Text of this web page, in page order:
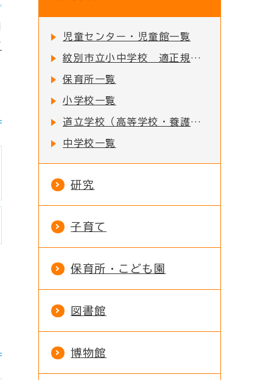
児童センター・児童館一覧
紋別市立小中学校 適正規模・適正配置の検討について
保育所一覧
小学校一覧
道立学校（高等学校・養護学校）一覧
中学校一覧
研究
子育て
保育所・こども園
図書館
博物館